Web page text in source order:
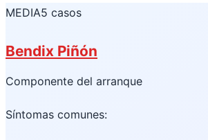
MEDIA5 casos
Bendix Piñón
Componente del arranque
Síntomas comunes: